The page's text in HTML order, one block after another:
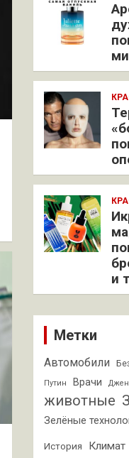
и
Метки
Автомобили
Путин Врачи
животные
Зелёные
История Климат